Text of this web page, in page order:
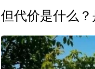
但代价是什么？